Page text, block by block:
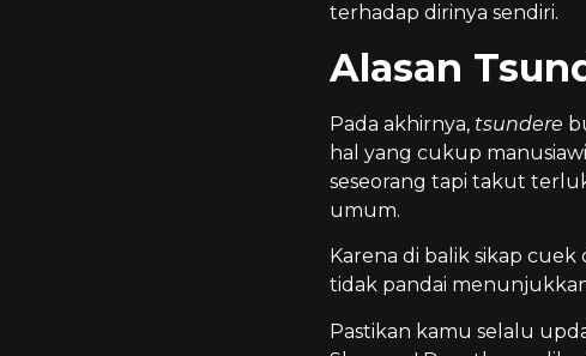
terhadap dirinya sendiri.
Alasan
Pada akhirnya, tsundere
hal yang cukup
seseorang tapi takut
umum.
Karena di balik sikap
tidak pandai
Pastikan kamu selalu